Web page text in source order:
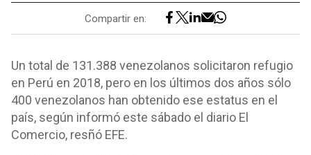
Compartir en:
Un total de 131.388 venezolanos solicitaron refugio
en Perú en 2018, pero en los últimos dos años sólo
400 venezolanos han obtenido ese estatus en el
país, según informó este sábado el diario El
Comercio, resñó EFE.